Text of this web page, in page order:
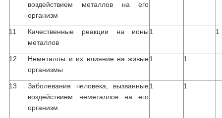
воздействием металлов на его
организм
11
Качественные реакции на ионы
металлов
1 1
12
Неметаллы и их влияние на живые
организмы
1 1
13
Заболевания человека, вызванные
воздействием неметаллов на его
организм
1 1